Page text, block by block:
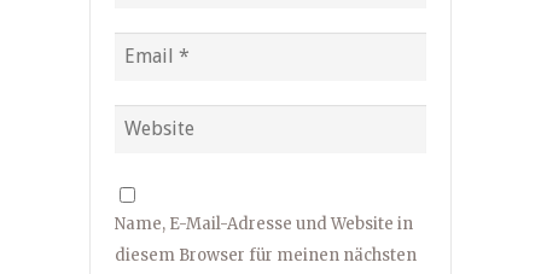
Name, E-Mail-Adresse und Website in
diesem Browser für meinen nächsten